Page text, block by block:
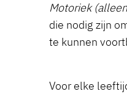
Motoriek
die nodig zijn
te kunnen
Voor elke